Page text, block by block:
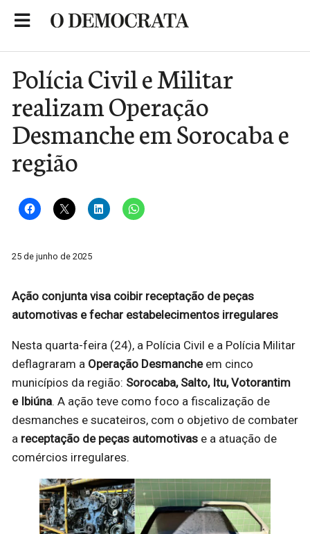
Polícia Civil e Militar
realizam Operação
Desmanche em Sorocaba e
região
25 de junho de 2025
Ação conjunta visa coibir receptação de peças
automotivas e fechar estabelecimentos irregulares
Nesta quarta-feira (24), a Polícia Civil e a Polícia Militar
deflagraram a Operação Desmancheem cinco
municípios da região: Sorocaba, Salto, Itu, Votorantim
e Ibiúna. A ação teve como foco a fiscalização de
desmanches e sucateiros, com o objetivo de combater
a receptação de peças automotivas e a atuação de
comércios irregulares.